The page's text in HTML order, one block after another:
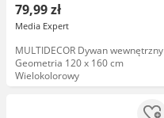
79,99 zł
Media Expert
MULTIDECOR Dywan wewnętrzny
Geometria 120 x 160 cm
Wielokolorowy